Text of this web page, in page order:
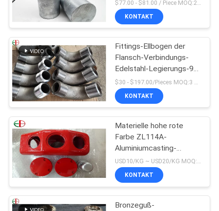
KONTAKT
Fittings-Ellbogen der
Flansch-Verbindungs-
Edelstahl-Legierungs-90
des Grad-1,4418
KONTAKT
Materielle hohe rote
Farbe ZL114A-
Aluminiumcasting-
Legierungen Alu
Präzisions-EB9147
USD10/KG ~ USD20/KG MOQ:50 kg
KONTAKT
Bronzeguß-